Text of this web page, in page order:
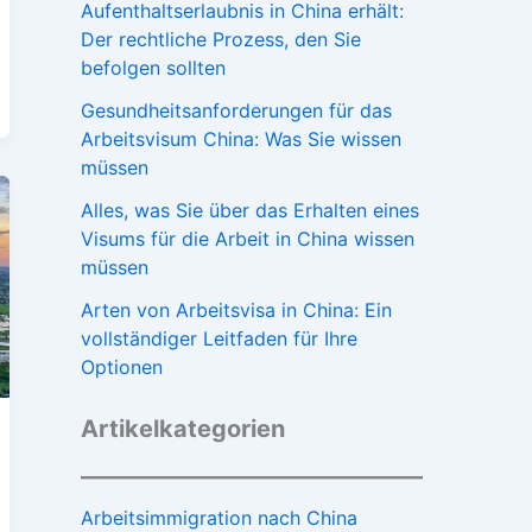
Aufenthaltserlaubnis in China erhält:
Der rechtliche Prozess, den Sie
befolgen sollten
Gesundheitsanforderungen für das
Arbeitsvisum China: Was Sie wissen
müssen
Alles, was Sie über das Erhalten eines
Visums für die Arbeit in China wissen
müssen
Arten von Arbeitsvisa in China: Ein
vollständiger Leitfaden für Ihre
Optionen
Artikelkategorien
Arbeitsimmigration nach China